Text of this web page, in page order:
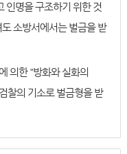
인명을 구조하기 위한 것
소방서에서는 벌금을 받
의한 "방화와 실화의
찰의 기소로 벌금형을 받